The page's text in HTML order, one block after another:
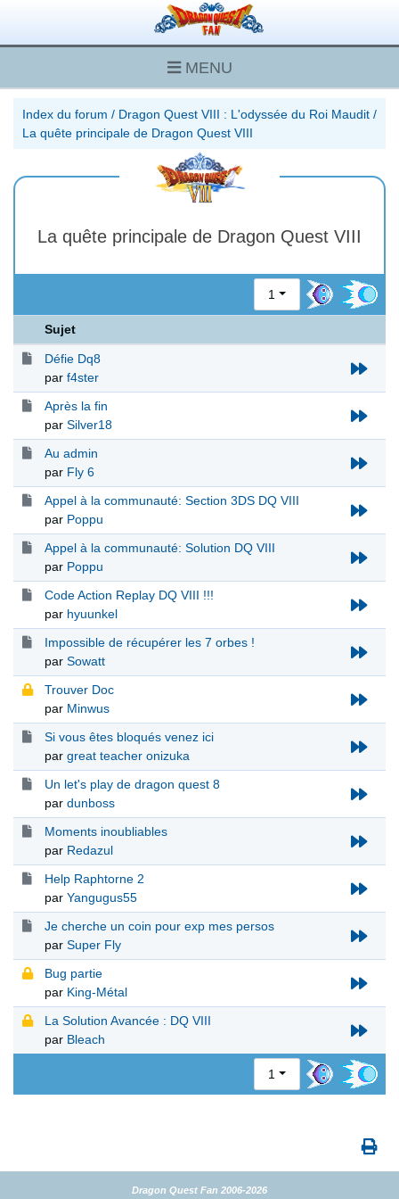
MENU
Index du forum / Dragon Quest VIII : L'odyssée du Roi Maudit /
La quête principale de Dragon Quest VIII
La quête principale de Dragon Quest VIII
1
Sujet
Défie Dq8
par f4ster
Après la fin
par Silver18
Au admin
par Fly 6
Appel à la communauté: Section 3DS DQ VIII
par Poppu
Appel à la communauté: Solution DQ VIII
par Poppu
Code Action Replay DQ VIII !!!
par hyuunkel
Impossible de récupérer les 7 orbes !
par Sowatt
Trouver Doc
par Minwus
Si vous êtes bloqués venez ici
par great teacher onizuka
Un let's play de dragon quest 8
par dunboss
Moments inoubliables
par Redazul
Help Raphtorne 2
par Yangugus55
Je cherche un coin pour exp mes persos
par Super Fly
Bug partie
par King-Métal
La Solution Avancée : DQ VIII
par Bleach
1
Dragon Quest Fan 2006-2026